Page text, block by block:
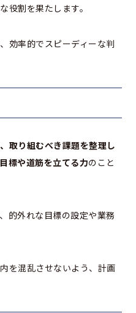
役割を果たします。
効率的でスピーディーな判
取り組むべき課題を整理し
標や道筋を立てる力のこと
的外れな目標の設定や業務
を混乱させないよう、計画